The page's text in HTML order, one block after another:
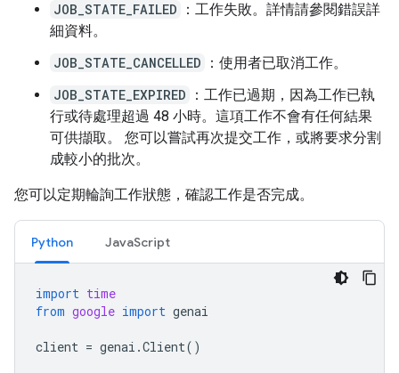
JOB_STATE_FAILED
：工作失敗。詳情請參閱錯誤詳
細資料。
JOB_STATE_CANCELLED
：使用者已取消工作。
JOB_STATE_EXPIRED
：工作已過期，因為工作已執
行或待處理超過 48 小時。這項工作不會有任何結果
可供擷取。 您可以嘗試再次提交工作，或將要求分割
成較小的批次。
您可以定期輪詢工作狀態，確認工作是否完成。
Python JavaScript
import time
from google import genai
client = genai .Client()